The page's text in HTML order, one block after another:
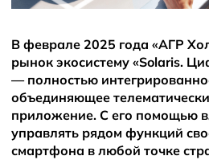
В феврале 2025 года «АГР
рынок экосистему «Solaris.
— полностью
объединяющее
приложение. С его помощью
управлять рядом функций
смартфона в любой точке